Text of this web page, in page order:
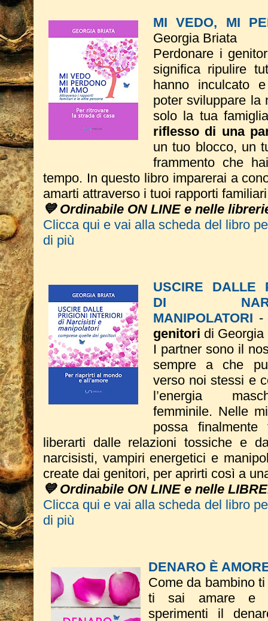
MI VEDO, MI
Georgia Briata
Perdonare i
significa ripulire
hanno inculcato
poter sviluppare
solo la tua
riflesso di una
un tuo blocco, un
frammento che
tempo. In questo libro imparerai a
amarti attraverso i tuoi rapporti
💙 Ordinabile ON LINE e nelle
Clicca qui e vai alla scheda del libro
di più
USCIRE DALLE
DI
MANIPOLATORI
genitori di Georgia
I partner sono il
sempre a che
verso noi stessi e
l’energia
femminile. Nelle
possa
liberarti dalle relazioni tossiche e
narcisisti, vampiri energetici e
create dai genitori, per aprirti così a
💙 Ordinabile ON LINE e nelle
Clicca qui e vai alla scheda del libro
di più
DENARO È
Come da bambino
ti sai amare e
sperimenti il